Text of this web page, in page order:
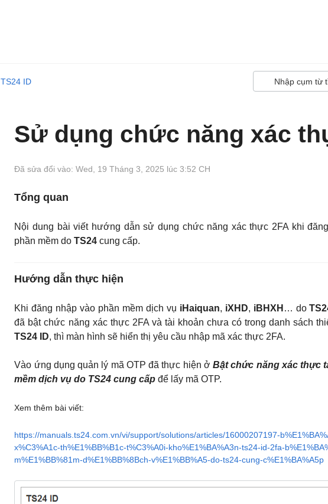
TS24 ID
Sử dụng chức năng xác
Đã sửa đổi vào: Wed, 19 Tháng 3, 2025 lúc 3:52 CH
Tổng quan
Nội dung bài viết hướng dẫn sử dụng chức năng xác thực 2FA khi
phần mềm doTS24cung cấp.
Hướng dẫn thực hiện
Khi đăng nhập vào phần mềm dịch vụ iHaiquan, iXHD, iBHXH … do
đã bật chức năng xác thực 2FA và tài khoản chưa có trong danh sách
TS24 ID, thì màn hình sẽ hiển thị yêu cầu nhập mã xác thực 2FA.
Vào ứng dụng quản lý mã OTP đã thực hiện ởBật chức năng xác thực
mềm dịch vụ do TS24 cung cấp để lấy mã OTP.
Xem thêm bài viết:
https://manuals.ts24.com.vn/vi/support/solutions/articles/16000207197-
x%C3%A1c-th%E1%BB%B1c-t%C3%A0i-kho%E1%BA%A3n-ts24-id-2fa-
m%E1%BB%81m-d%E1%BB%8Bch-v%E1%BB%A5-do-ts24-cung-c%E1%BA%A5p